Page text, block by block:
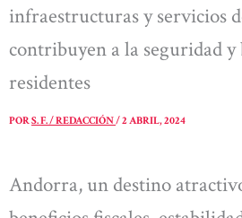
infraestructuras y servicios
contribuyen a la seguridad y
residentes
PORS. F. / REDACCIÓN/2 ABRIL, 2024
Andorra, un destino